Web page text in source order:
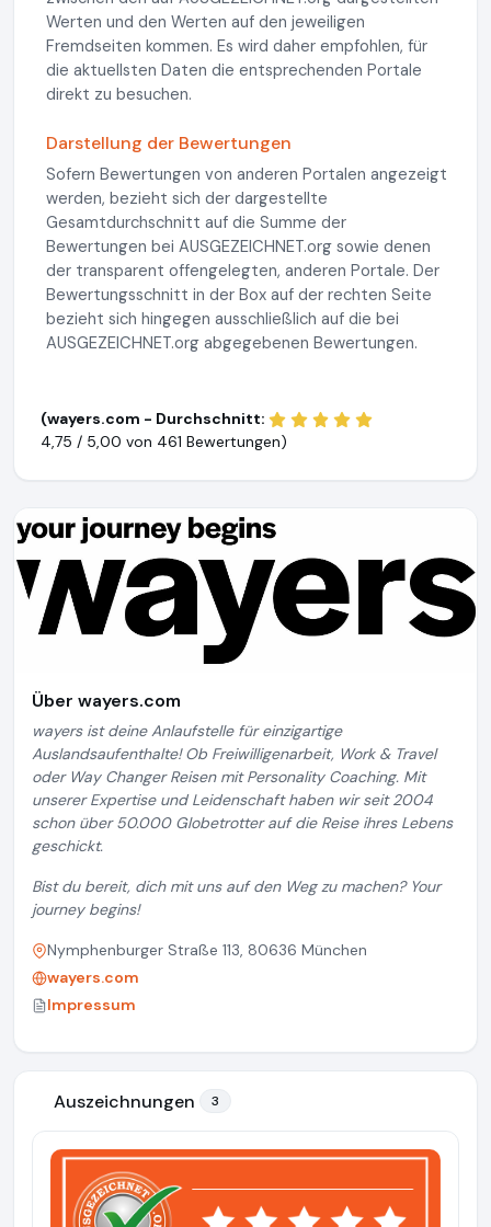
Werten und den Werten auf den jeweiligen
Fremdseiten kommen. Es wird daher empfohlen, für
die aktuellsten Daten die entsprechenden Portale
direkt zu besuchen.
Darstellung der Bewertungen
Sofern Bewertungen von anderen Portalen angezeigt
werden, bezieht sich der dargestellte
Gesamtdurchschnitt auf die Summe der
Bewertungen bei AUSGEZEICHNET.org sowie denen
der transparent offengelegten, anderen Portale. Der
Bewertungsschnitt in der Box auf der rechten Seite
bezieht sich hingegen ausschließlich auf die bei
AUSGEZEICHNET.org abgegebenen Bewertungen.
(wayers.com - Durchschnitt:
4,75 / 5,00 von 461 Bewertungen)
Über wayers.com
wayers ist deine Anlaufstelle für einzigartige
Auslandsaufenthalte! Ob Freiwilligenarbeit, Work & Travel
oder Way Changer Reisen mit Personality Coaching. Mit
unserer Expertise und Leidenschaft haben wir seit 2004
schon über 50.000 Globetrotter auf die Reise ihres Lebens
geschickt.
Bist du bereit, dich mit uns auf den Weg zu machen? Your
journey begins!
Nymphenburger Straße 113, 80636 München
wayers.com
Impressum
Auszeichnungen 3